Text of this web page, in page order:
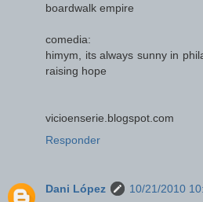
boardwalk empire
comedia:
himym, its always sunny in
raising hope
vicioenserie.blogspot.com
Responder
Dani López
10/21/2010